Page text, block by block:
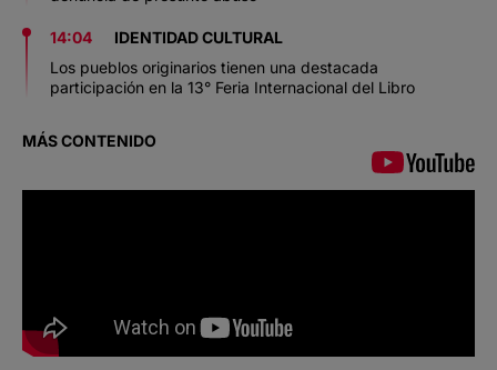
14:04
IDENTIDAD CULTURAL
Los pueblos originarios tienen una destacada
participación en la 13° Feria Internacional del Libro
MÁS CONTENIDO